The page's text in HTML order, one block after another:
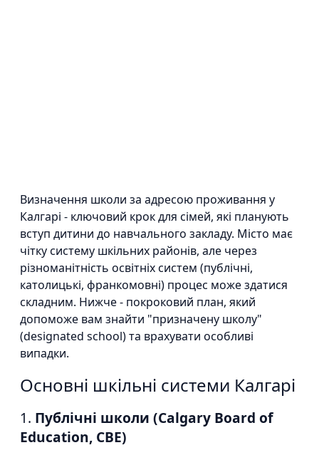
Визначення школи за адресою проживання у
Калгарі - ключовий крок для сімей, які планують
вступ дитини до навчального закладу. Місто має
чітку систему шкільних районів, але через
різноманітність освітніх систем (публічні,
католицькі, франкомовні) процес може здатися
складним. Нижче - покроковий план, який
допоможе вам знайти "призначену школу"
(designated school) та врахувати особливі
випадки.
Основні шкільні системи Калгарі
1. Публічні школи (Calgary Board of
Education, CBE)